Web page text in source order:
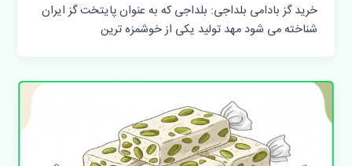
خرید گز بادامی بلداجی: بلداجی که به عنوان پایتخت گز ایران
شناخته می شود مهد تولید یکی از خوشمزه ترین